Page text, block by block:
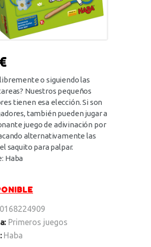
€
o siguiendo las
Nuestros pequeños
tienen esa elección. Si son
también pueden jugar a
juego de adivinación por
alternativamente las
saquito para palpar.
Haba
Primeros juegos
Haba